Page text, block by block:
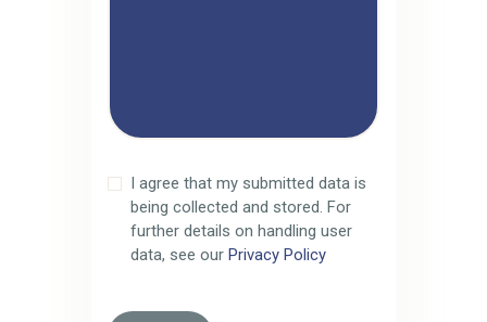
I agree that my submitted data is
being collected and stored. For
further details on handling user
data, see our Privacy Policy